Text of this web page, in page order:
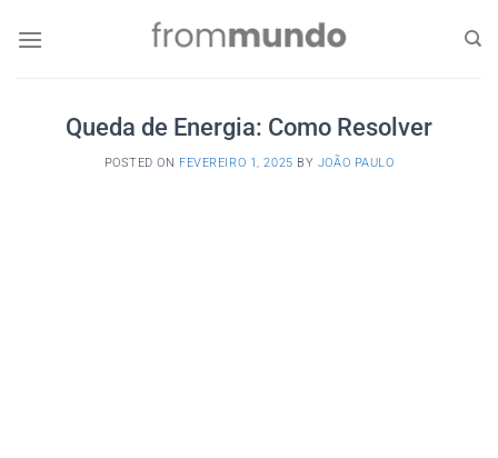
Queda de Energia: Como Resolver
POSTED ON FEVEREIRO 1, 2025 BY JOÃO PAULO